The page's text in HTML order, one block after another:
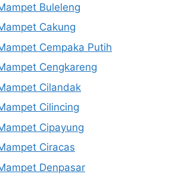
Buleleng
Cakung
Cempaka Putih
Cengkareng
Cilandak
Cilincing
Cipayung
Ciracas
Denpasar